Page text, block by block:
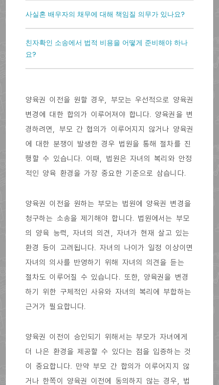
사실혼 배우자의 채무에 대해 책임질 의무가 있나요?
친자확인 소송에서 법적 비용을 어떻게 준비해야 하나
요?
양육권 이전을 원할 경우, 부모는 우선적으로 양육권
변경에 대한 합의가 이루어져야 합니다. 양육권을 변
경하려면, 부모 간 협의가 이루어지지 않거나 양육권
에 대한 분쟁이 발생한 경우 법원을 통해 절차를 진
행할 수 있습니다. 이때, 법원은 자녀의 복리와 안정
적인 양육 환경을 가장 중요한 기준으로 삼습니다.
양육권 이전을 원하는 부모는 법원에 양육권 변경을
청구하는 소송을 제기해야 합니다. 법원에서는 부모
의 양육 능력, 자녀의 의견, 자녀가 현재 살고 있는
환경 등이 고려됩니다. 자녀의 나이가 일정 이상이면
자녀의 의사를 반영하기 위해 자녀의 의견을 듣는
절차도 이루어질 수 있습니다. 또한, 양육권을 변경
하기 위한 구체적인 사유와 자녀의 복리에 부합하는
근거가 필요합니다.
양육권 이전이 승인되기 위해서는 부모가 자녀에게
더 나은 환경을 제공할 수 있다는 점을 입증하는 것
이 중요합니다. 만약 부모 간 합의가 이루어지지 않
거나 한쪽이 양육권 이전에 동의하지 않는 경우, 법